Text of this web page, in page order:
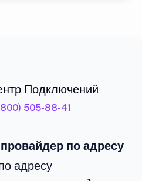
Подключений
505-88-41
по адресу
адресу